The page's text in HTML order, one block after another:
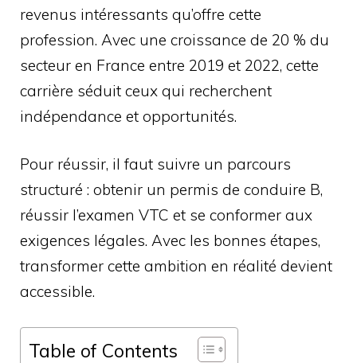
revenus intéressants qu’offre cette
profession. Avec une croissance de 20 % du
secteur en France entre 2019 et 2022, cette
carrière séduit ceux qui recherchent
indépendance et opportunités.
Pour réussir, il faut suivre un parcours
structuré : obtenir un permis de conduire B,
réussir l’examen VTC et se conformer aux
exigences légales. Avec les bonnes étapes,
transformer cette ambition en réalité devient
accessible.
Table of Contents